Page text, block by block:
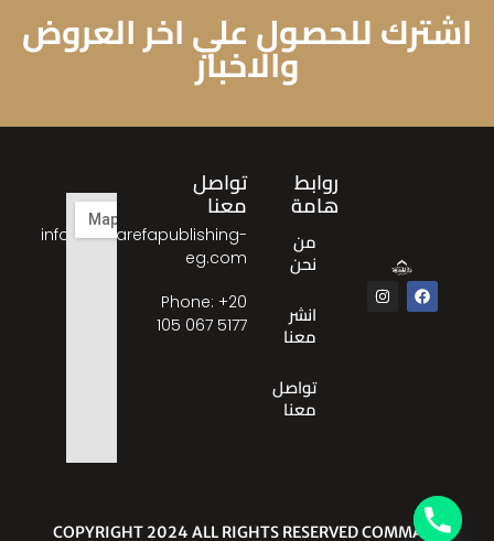
اشترك للحصول علي اخر العروض
والاخبار
روابط
هامة
من
نحن
انشر
معنا
تواصل
معنا
تواصل
معنا
info@almarefapublishing-
eg.com
Phone: ‎+20
105 067 5177
© COPYRIGHT 2024 ALL RIGHTS RESERVED COMMA